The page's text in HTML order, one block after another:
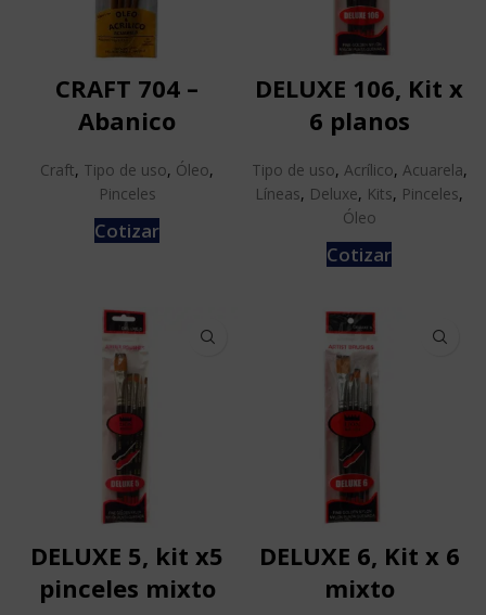
CRAFT 704 –
Abanico
Craft, Tipo de uso, Óleo,
Pinceles
Cotizar
DELUXE 106, Kit x
6 planos
Tipo de uso, Acrílico, Acuarela,
Líneas, Deluxe, Kits, Pinceles,
Óleo
Cotizar
DELUXE 5, kit x5
pinceles mixto
DELUXE 6, Kit x 6
mixto